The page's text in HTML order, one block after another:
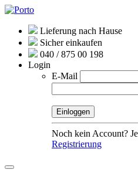
Lieferung nach Hause
Sicher einkaufen
040 / 875 00 198
Login
E-Mail
Noch kein Account?
Registrierung